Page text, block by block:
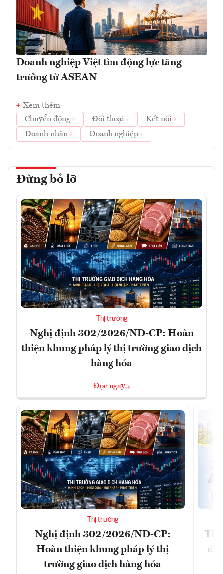
Doanh nghiệp Việt tìm động lực tăng
trưởng từ ASEAN
Xem thêm
Chuyển động
Đối thoại
Kết nối
Doanh nhân
Doanh nghiệp
Đừng bỏ lỡ
Thị trường
Nghị định 302/2026/NĐ-CP: Hoàn
thiện khung pháp lý thị trường giao dịch
hàng hóa
Đọc ngay
Thị trường
Nghị định 302/2026/NĐ-CP:
Hoàn thiện khung pháp lý thị
trường giao dịch hàng hóa